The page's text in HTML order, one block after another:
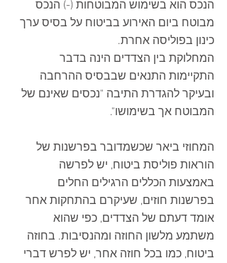
הנכס הוא בשימוש המבוטחות (-) הנכס
מבוטח ביום האירוע בביטוח על בסיס ערך
כינון בפוליסה אחרת.
המחלוקת בין הצדדים הינה בדבר
התקיימות התנאים שבבסיס ההרחבה
ובעיקר להגדרת התיבה "נכסים שאינם של
המבוטח אך בשימושו".
המחוזי ביאר שכשמדובר בפרשנות של
הוראות פוליסת ביטוח, יש לפרשה
באמצעות הכללים הרגילים החלים
בפרשנות חוזים, שעיקרם בהתחקות אחר
אומד דעתם של הצדדים, כפי שהוא
משתמע מלשון החוזה ומהנסיבות. בחוזה
ביטוח, כמו בכל חוזה אחר, יש לפרש דברי